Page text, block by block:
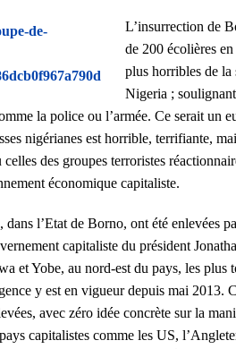
L’insurrection de
de 200 écolières
plus horribles de
Nigeria ;
la police ou l’armée. Ce serait un
nigérianes est horrible, terrifiante,
des groupes terroristes
économique capitaliste.
l’Etat de Borno, ont été enlevées
capitaliste du président
et Yobe, au nord-est du pays, les plus
y est en vigueur depuis mai 2013.
avec zéro idée concrète sur la
capitalistes comme les US,